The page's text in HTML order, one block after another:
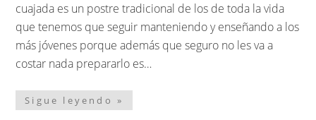
cuajada es un postre tradicional de los de toda la vida
que tenemos que seguir manteniendo y enseñando a los
más jóvenes porque además que seguro no les va a
costar nada prepararlo es…
Sigue leyendo »